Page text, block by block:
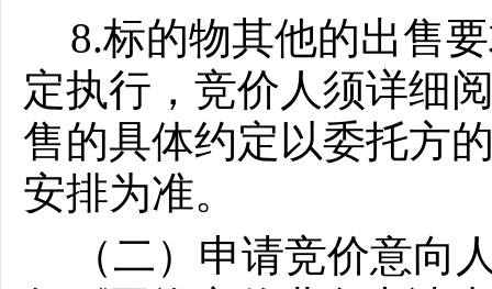
8.标的物其他的出售
定执行，竞价人须详细
售的具体约定以委托方
安排为准。
（二）申请竞价意向